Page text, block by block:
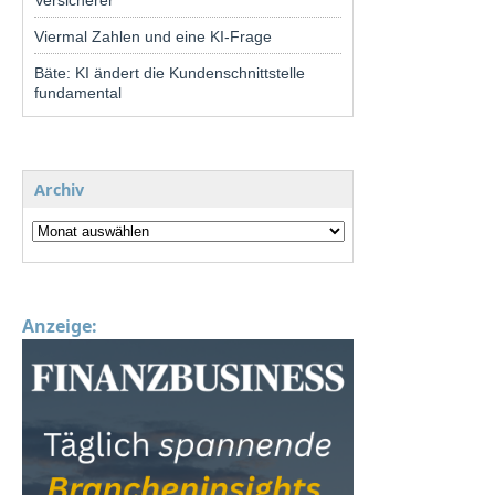
Viermal Zahlen und eine KI-Frage
Bäte: KI ändert die Kundenschnittstelle
fundamental
Archiv
Anzeige: